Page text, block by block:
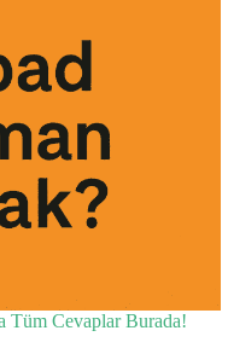
Tüm Cevaplar Burada!